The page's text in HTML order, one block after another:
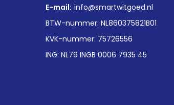
E-mail: info@smartwitgoed.nl
BTW-nummer: NL860375821B01
KVK-nummer: 75726556
ING: NL79 INGB 0006 7935 45